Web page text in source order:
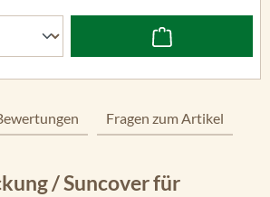
Fragen zum Artikel
/ Suncover für